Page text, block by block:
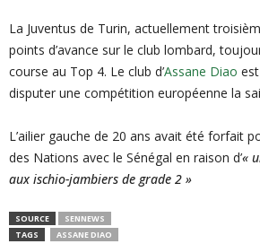
La Juventus de Turin, actuellement
points d’avance sur le club lombard,
course au Top 4. Le club d’Assane Diao
disputer une compétition européenne la
L’ailier gauche de 20 ans avait été forfait
des Nations avec le Sénégal en raison d’«
aux ischio-jambiers de grade 2 »
SOURCE
SENNEWS
TAGS
ASSANE DIAO